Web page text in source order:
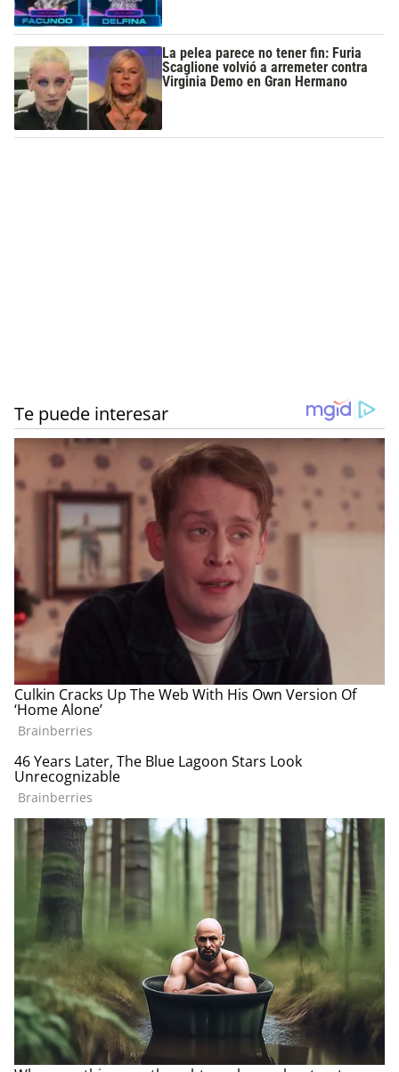
La pelea parece no tener fin: Furia
Scaglione volvió a arremeter contra
Virginia Demo en Gran Hermano